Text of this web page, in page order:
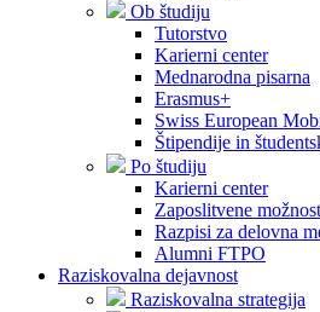
Ob študiju
Tutorstvo
Karierni center
Mednarodna pisarna
Erasmus+
Swiss European
Štipendije in
Po študiju
Karierni center
Zaposlitvene
Razpisi za delovna
Alumni FTPO
Raziskovalna dejavnost
Raziskovalna strategija